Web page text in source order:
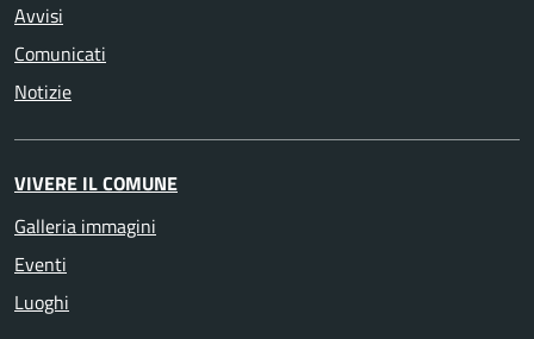
Avvisi
Comunicati
Notizie
VIVERE IL COMUNE
Galleria immagini
Eventi
Luoghi